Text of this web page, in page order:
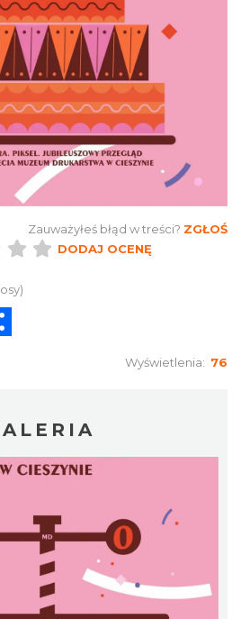
Zauważyłeś błąd w treści? ZGŁOŚ
DODAJ OCENĘ
Wyświetlenia: 76